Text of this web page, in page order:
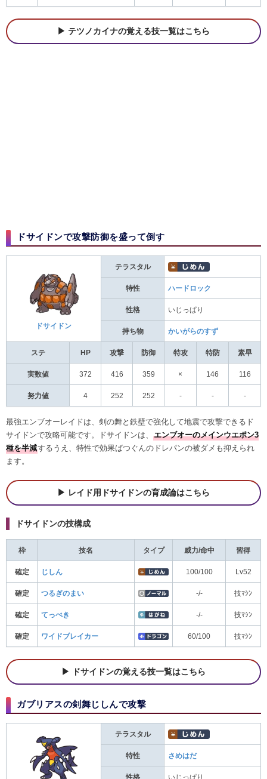
テツノカイナの覚える技一覧はこちら
ドサイドンで攻撃防御を盛って倒す
ドサイドン
テラスタル
特性 ハードロック
性格 いじっぱり
持ち物 かいがらのすず
ステ HP 攻撃 防御 特攻 特防 素早
実数値 372 416 359 × 146 116
努力値 4 252 252 - - -
最強エンブオーレイドは、剣の舞と鉄壁で強化して地震で攻撃できるド
サイドンで攻略可能です。ドサイドンは、 エンブオーのメインウエポン3
種を半減するうえ、特性で効果ばつぐんのドレパンの被ダメも抑えられ
ます。
レイド用ドサイドンの育成論はこちら
ドサイドンの技構成
枠 技名 タイプ 威力/命中 習得
確定 じしん 100/100 Lv52
確定 つるぎのまい -/- 技ﾏｼﾝ
確定 てっぺき -/- 技ﾏｼﾝ
確定 ワイドブレイカー 60/100 技ﾏｼﾝ
ドサイドンの覚える技一覧はこちら
ガブリアスの剣舞じしんで攻撃
テラスタル
特性 さめはだ
性格 いじっぱり